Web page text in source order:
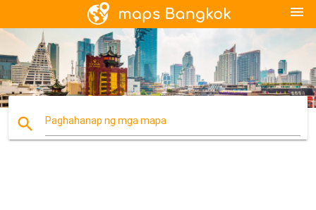
menu
search Paghahanap ng mga mapa